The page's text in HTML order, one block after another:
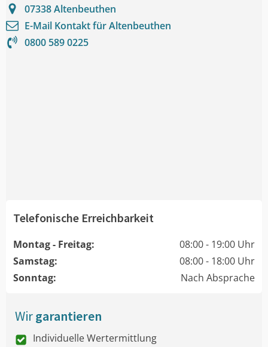
07338Altenbeuthen
E-Mail Kontakt fürAltenbeuthen
0800 589 0225
Telefonische Erreichbarkeit
Montag - Freitag:
08:00 - 19:00 Uhr
Samstag:
08:00 - 18:00 Uhr
Sonntag:
Nach Absprache
Wirgarantieren
Individuelle Wertermittlung